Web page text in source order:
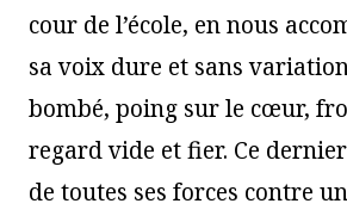
cour de l’école, en nous
sa voix dure et sans
bombé, poing sur le cœur,
regard vide et fier. Ce
de toutes ses forces contre